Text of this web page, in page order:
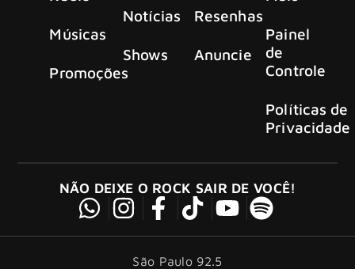
Músicas
Promoções
Notícias
Shows
Resenhas
Anuncie
Painel
de
Controle
Políticas de
Privacidade
NÃO DEIXE O ROCK SAIR DE VOCÊ!
São Paulo 92.5